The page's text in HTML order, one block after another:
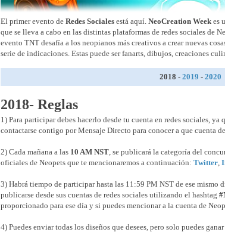
El primer evento de Redes Sociales está aquí. NeoCreation Week es
que se lleva a cabo en las distintas plataformas de redes sociales de
evento TNT desafía a los neopianos más creativos a crear nuevas
serie de indicaciones. Estas puede ser fanarts, dibujos, creaciones
2018-2019 -2020
2018- Reglas
1) Para participar debes hacerlo desde tu cuenta en redes sociales,
contactarse contigo por Mensaje Directo para conocer a que cuenta
2) Cada mañana a las 10 AM NST, se publicará la categoría del
oficiales de Neopets que te mencionaremos a continuación: Twitter,
3) Habrá tiempo de participar hasta las 11:59 PM NST de ese mismo
publicarse desde sus cuentas de redes sociales utilizando el hashtag
proporcionado para ese día y si puedes mencionar a la cuenta de
4) Puedes enviar todas los diseños que desees, pero solo puedes